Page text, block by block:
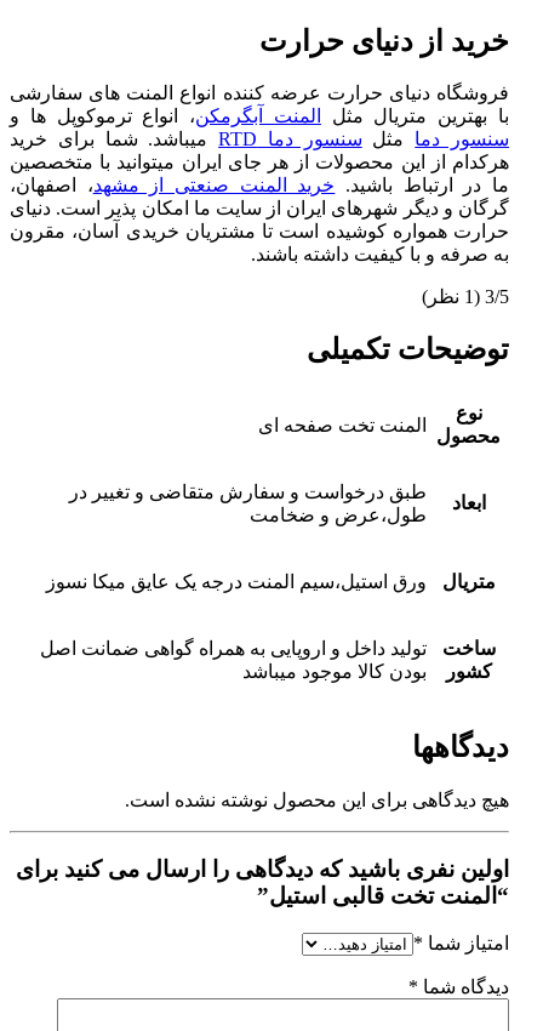
خرید از دنیای حرارت
فروشگاه دنیای حرارت عرضه کننده انواع المنت های سفارشی
با بهترین متریال مثل
المنت آبگرمکن، انواع ترموکوپل ها و
سنسور دما مثل سنسور دما RTD
میباشد. شما برای خرید
هرکدام از این محصولات از هر جای ایران میتوانید با متخصصین
ما در ارتباط باشید. خرید المنت صنعتی از مشهد، اصفهان،
گرگان و دیگر شهرهای ایران از سایت ما امکان پذیر است. دنیای
حرارت همواره کوشیده است تا مشتریان خریدی آسان، مقرون
به صرفه و با کیفیت داشته باشند.
3/5 (1 نظر)
توضیحات تکمیلی
نوع
محصول
المنت تخت صفحه ای
ابعاد
طبق درخواست و سفارش متقاضی و تغییر در
طول،عرض و ضخامت
متریال ورق استیل،سیم المنت درجه یک عایق میکا نسوز
ساخت
کشور
تولید داخل و اروپایی به همراه گواهی ضمانت اصل
بودن کالا موجود میباشد
دیدگاهها
هیچ دیدگاهی برای این محصول نوشته نشده است.
اولین نفری باشید که دیدگاهی را ارسال می کنید برای
“المنت تخت قالبی استیل”
امتیاز شما *
دیدگاه شما *